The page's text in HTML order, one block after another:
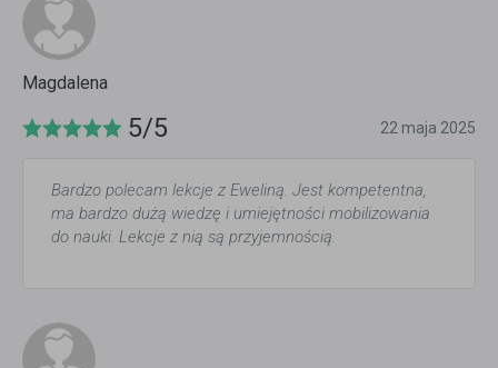
Magdalena
5/5 22 maja 2025
Bardzo polecam lekcje z Eweliną. Jest kompetentna,
ma bardzo dużą wiedzę i umiejętności mobilizowania
do nauki. Lekcje z nią są przyjemnością.